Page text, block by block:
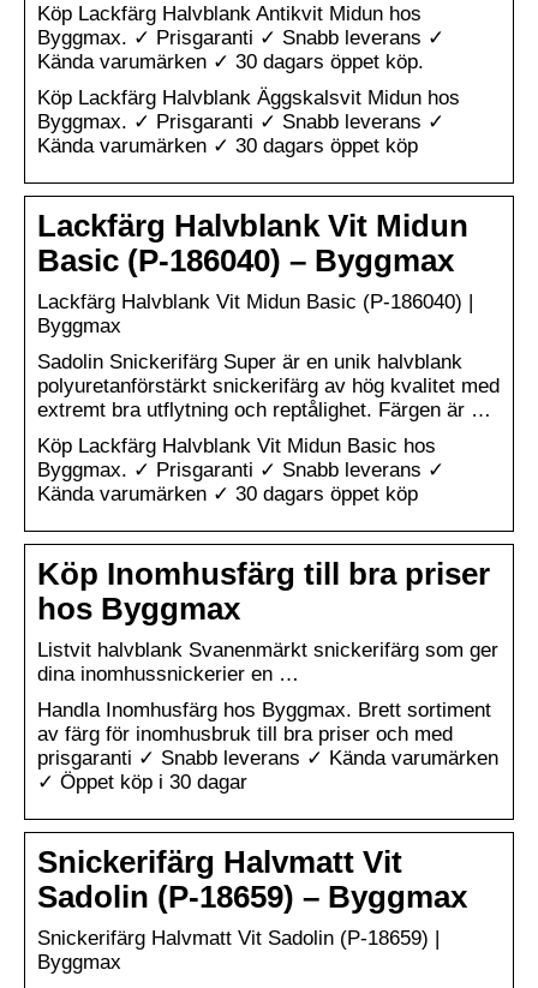
Köp Lackfärg Halvblank Antikvit Midun hos
Byggmax. ✓ Prisgaranti ✓ Snabb leverans ✓
Kända varumärken ✓ 30 dagars öppet köp.
Köp Lackfärg Halvblank Äggskalsvit Midun hos
Byggmax. ✓ Prisgaranti ✓ Snabb leverans ✓
Kända varumärken ✓ 30 dagars öppet köp
Lackfärg Halvblank Vit Midun
Basic (P-186040) – Byggmax
Lackfärg Halvblank Vit Midun Basic (P-186040) |
Byggmax
Sadolin Snickerifärg Super är en unik halvblank
polyuretanförstärkt snickerifärg av hög kvalitet med
extremt bra utflytning och reptålighet. Färgen är …
Köp Lackfärg Halvblank Vit Midun Basic hos
Byggmax. ✓ Prisgaranti ✓ Snabb leverans ✓
Kända varumärken ✓ 30 dagars öppet köp
Köp Inomhusfärg till bra priser
hos Byggmax
Listvit halvblank Svanenmärkt snickerifärg som ger
dina inomhussnickerier en …
Handla Inomhusfärg hos Byggmax. Brett sortiment
av färg för inomhusbruk till bra priser och med
prisgaranti ✓ Snabb leverans ✓ Kända varumärken
✓ Öppet köp i 30 dagar
Snickerifärg Halvmatt Vit
Sadolin (P-18659) – Byggmax
Snickerifärg Halvmatt Vit Sadolin (P-18659) |
Byggmax